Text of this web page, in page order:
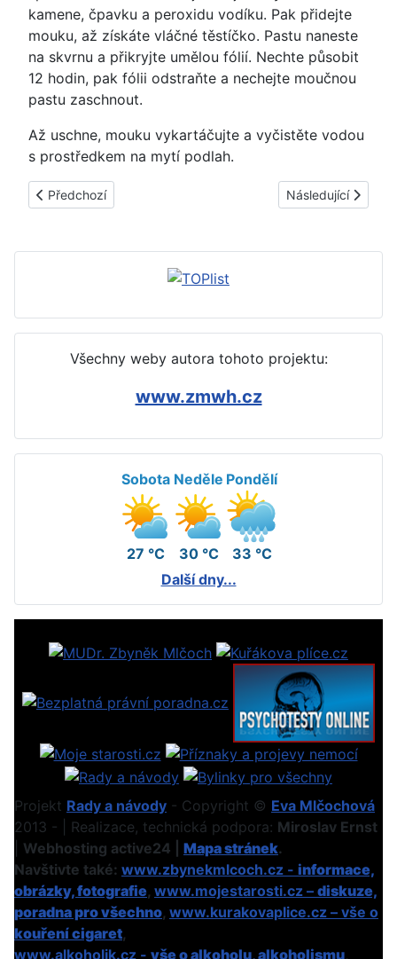
kamene, čpavku a peroxidu vodíku. Pak přidejte
mouku, až získáte vláčné těstíčko. Pastu naneste
na skvrnu a přikryjte umělou fólií. Nechte působit
12 hodin, pak fólii odstraňte a nechejte moučnou
pastu zaschnout.
Až uschne, mouku vykartáčujte a vyčistěte vodou
s prostředkem na mytí podlah.
Předchozí článek: Skvrny od inkoustu na mramoru - jak, čím
Předchozí Další článek:
Následující
Všechny weby autora tohoto projektu:
www.zmwh.cz
Sobota
27 °C
Neděle
30 °C
Pondělí
33 °C
Další dny...
Projekt Rady a návody - Copyright © Eva Mlčochová
2013 - | Realizace, technická podpora: Miroslav Ernst
Webhosting active24 | Mapa stránek.
Navštivte také: www.zbynekmlcoch.cz - informace,
obrázky, fotografie, www.mojestarosti.cz – diskuze,
poradna pro všechno, www.kurakovaplice.cz – vše o
kouření cigaret,
www.alkoholik.cz - vše o alkoholu, alkoholismu,